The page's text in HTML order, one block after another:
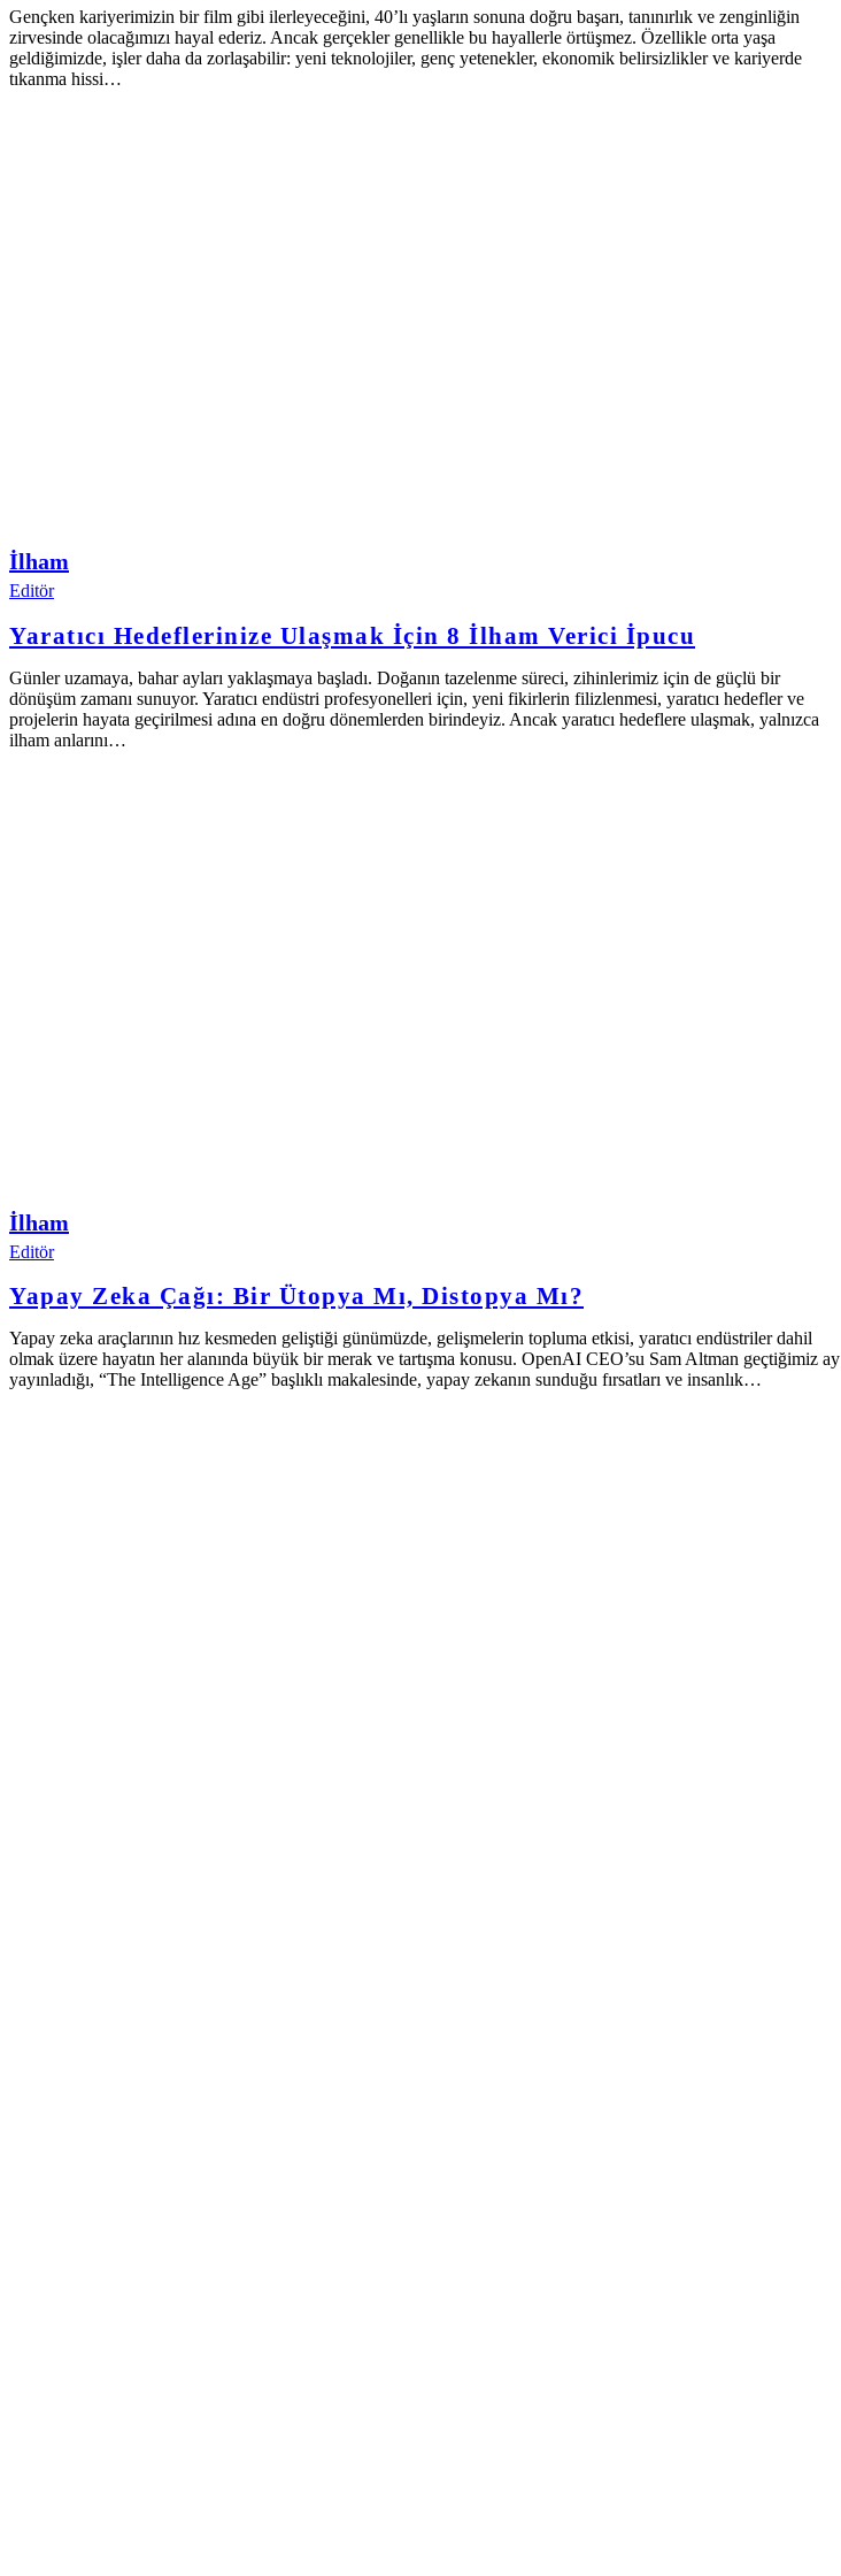
Gençken kariyerimizin bir film gibi ilerleyeceğini, 40’lı yaşların sonuna doğru başarı, tanınırlık ve zenginliğin
zirvesinde olacağımızı hayal ederiz. Ancak gerçekler genellikle bu hayallerle örtüşmez. Özellikle orta yaşa
geldiğimizde, işler daha da zorlaşabilir: yeni teknolojiler, genç yetenekler, ekonomik belirsizlikler ve kariyerde
tıkanma hissi…
İlham
Editör
Yaratıcı Hedeflerinize Ulaşmak İçin 8 İlham Verici İpucu
Günler uzamaya, bahar ayları yaklaşmaya başladı. Doğanın tazelenme süreci, zihinlerimiz için de güçlü bir
dönüşüm zamanı sunuyor. Yaratıcı endüstri profesyonelleri için, yeni fikirlerin filizlenmesi, yaratıcı hedefler ve
projelerin hayata geçirilmesi adına en doğru dönemlerden birindeyiz. Ancak yaratıcı hedeflere ulaşmak, yalnızca
ilham anlarını…
İlham
Editör
Yapay Zeka Çağı: Bir Ütopya Mı, Distopya Mı?
Yapay zeka araçlarının hız kesmeden geliştiği günümüzde, gelişmelerin topluma etkisi, yaratıcı endüstriler dahil
olmak üzere hayatın her alanında büyük bir merak ve tartışma konusu. OpenAI CEO’su Sam Altman geçtiğimiz ay
yayınladığı, “The Intelligence Age” başlıklı makalesinde, yapay zekanın sunduğu fırsatları ve insanlık…